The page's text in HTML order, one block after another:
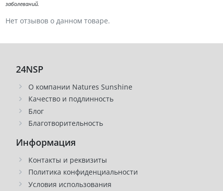
заболеваний.
Нет отзывов о данном товаре.
24NSP
О компании Natures Sunshine
Качество и подлинность
Блог
Благотворительность
Информация
Контакты и реквизиты
Политика конфиденциальности
Условия использования